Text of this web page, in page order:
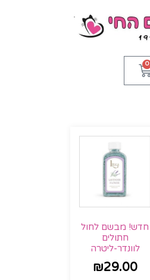
0
חדש! מבשם לחול
חתולים
לוונדר-ליטרה
₪29.00